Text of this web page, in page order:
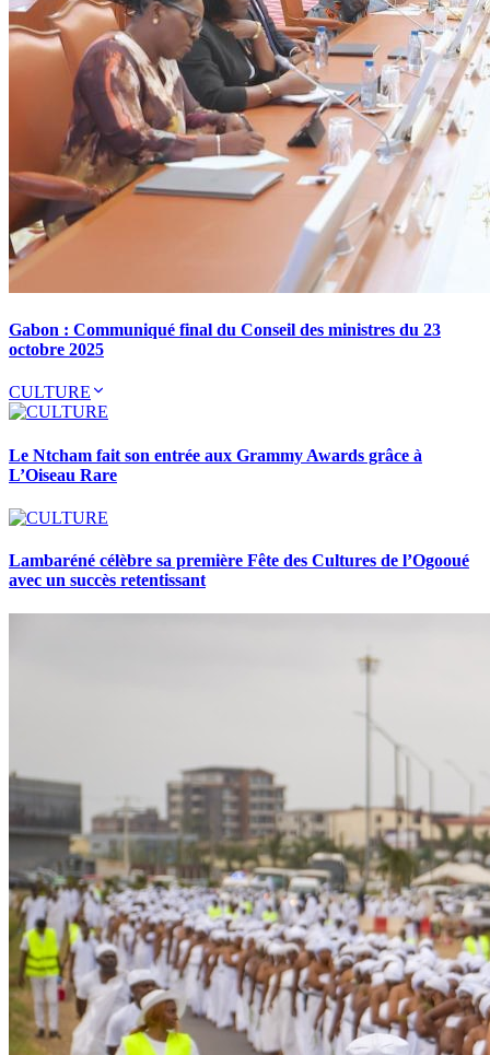
Gabon : Communiqué final du Conseil des ministres du 23
octobre 2025
CULTURE
Le Ntcham fait son entrée aux Grammy Awards grâce à
L’Oiseau Rare
Lambaréné célèbre sa première Fête des Cultures de l’Ogooué
avec un succès retentissant